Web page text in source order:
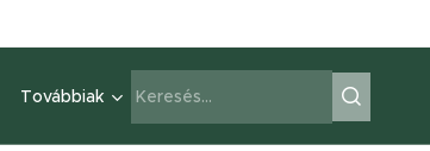
Továbbiak